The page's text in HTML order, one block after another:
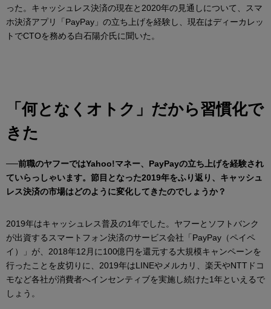
った。キャッシュレス決済の現在と2020年の見通しについて、スマ
ホ決済アプリ「PayPay」の立ち上げを経験し、現在はディーカレッ
トでCTOを務める白石陽介氏に聞いた。
「何となくオトク」だから習慣化で
きた
──前職のヤフーではYahoo!マネー、PayPayの立ち上げを経験され
ていらっしゃいます。節目となった2019年をふり返り、キャッシュ
レス決済の市場はどのように変化してきたのでしょうか？
2019年はキャッシュレス普及の1年でした。ヤフーとソフトバンク
が出資するスマートフォン決済のサービス会社「PayPay（ペイペ
イ）」が、2018年12月に100億円を還元する大規模キャンペーンを
行ったことを皮切りに、2019年はLINEやメルカリ、楽天やNTTドコ
モなど各社が消費者へインセンティブを実施し続けた1年といえるで
しょう。